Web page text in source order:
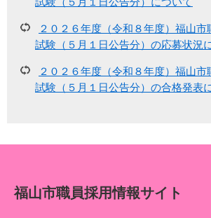
２０２６年度（令和８年度）福山
試験（５月１日公告分）の応募状況
２０２６年度（令和８年度）福山
試験（５月１日公告分）の合格発表
福山市職員採用情報サイト